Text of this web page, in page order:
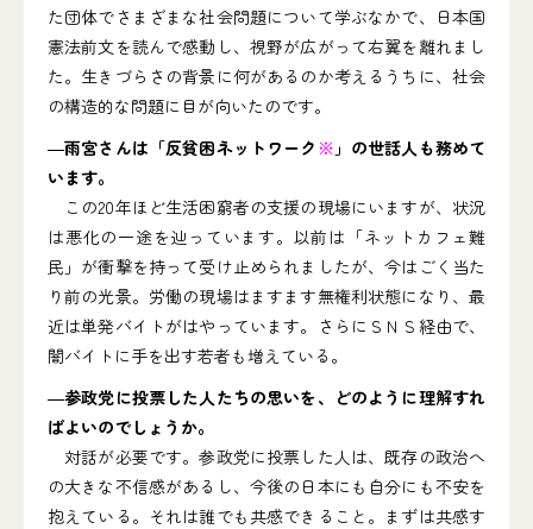
た団体でさまざまな社会問題について学ぶなかで、日本国
憲法前文を読んで感動し、視野が広がって右翼を離れまし
た。生きづらさの背景に何があるのか考えるうちに、社会
の構造的な問題に目が向いたのです。
―雨宮さんは「反貧困ネットワーク ※ 」の世話人も務めて
います。
この20年ほど生活困窮者の支援の現場にいますが、状況
は悪化の一途を辿っています。以前は「ネットカフェ難
民」が衝撃を持って受け止められましたが、今はごく当た
り前の光景。労働の現場はますます無権利状態になり、最
近は単発バイトがはやっています。さらにＳＮＳ経由で、
闇バイトに手を出す若者も増えている。
―参政党に投票した人たちの思いを、どのように理解すれ
ばよいのでしょうか。
対話が必要です。参政党に投票した人は、既存の政治へ
の大きな不信感があるし、今後の日本にも自分にも不安を
抱えている。それは誰でも共感できること。まずは共感す